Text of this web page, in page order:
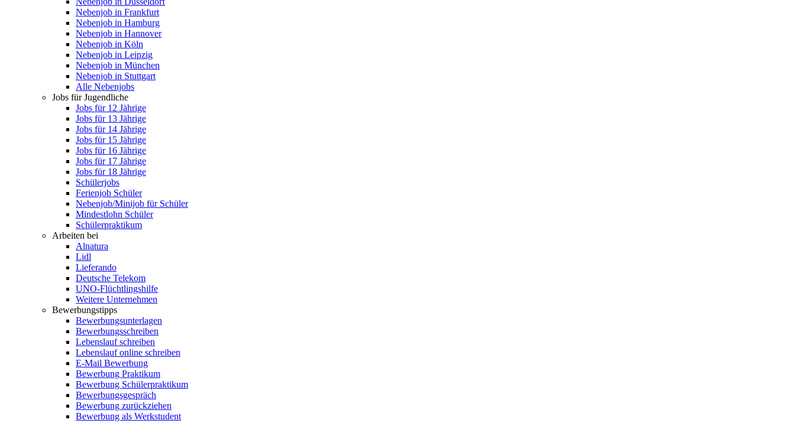
Nebenjob in Frankfurt
Nebenjob in Hamburg
Nebenjob in Hannover
Nebenjob in Köln
Nebenjob in Leipzig
Nebenjob in München
Nebenjob in Stuttgart
Alle Nebenjobs
Jobs für Jugendliche
Jobs für 12 Jährige
Jobs für 13 Jährige
Jobs für 14 Jährige
Jobs für 15 Jährige
Jobs für 16 Jährige
Jobs für 17 Jährige
Jobs für 18 Jährige
Schülerjobs
Ferienjob Schüler
Nebenjob/Minijob für Schüler
Mindestlohn Schüler
Schülerpraktikum
Arbeiten bei
Alnatura
Lidl
Lieferando
Deutsche Telekom
UNO-Flüchtlingshilfe
Weitere Unternehmen
Bewerbungstipps
Bewerbungsunterlagen
Bewerbungsschreiben
Lebenslauf schreiben
Lebenslauf online schreiben
E-Mail Bewerbung
Bewerbung Praktikum
Bewerbung Schülerpraktikum
Bewerbungsgespräch
Bewerbung zurückziehen
Bewerbung als Werkstudent